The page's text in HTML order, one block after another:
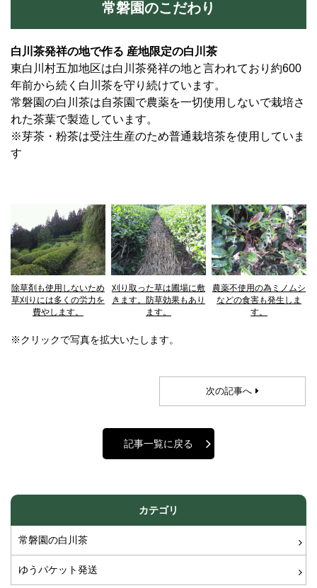
常磐園のこだわり
白川茶発祥の地で作る 産地限定の白川茶
東白川村五加地区は白川茶発祥の地と言われており約600
年前から続く白川茶を守り続けています。
常磐園の白川茶は自茶園で農薬を一切使用しないで栽培さ
れた茶葉で製造しています。
※芽茶・粉茶は受注生産のため普通栽培茶を使用していま
す
除草剤も使用しないため
草刈りには多くの労力を
費やします。
刈り取った草は圃場に敷
きます。防草効果もあり
ます。
農薬不使用の為ミノムシ
などの食害も発生しま
す。
※クリックで写真を拡大いたします。
次の記事へ
記事一覧に戻る
カテゴリ
常磐園の白川茶
ゆうパケット発送